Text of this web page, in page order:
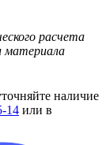
расчета
материала
наличие
14 или в